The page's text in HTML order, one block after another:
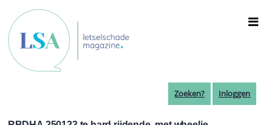
naar
de
inhoud
gaan
Zoeken? Inloggen